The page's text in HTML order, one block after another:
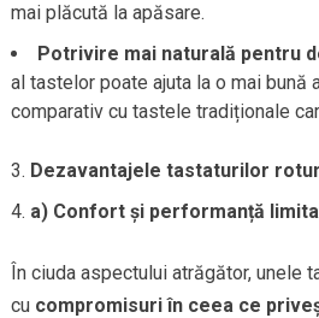
mai plăcută la apăsare.
Potrivire mai naturală pentru
al tastelor poate ajuta la o mai bună
comparativ cu tastele tradiționale
Dezavantajele tastaturilor
a) Confort și performanță
În ciuda aspectului atrăgător, unele
cu compromisuri în ceea ce